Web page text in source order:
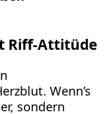
Riff-Attitüde
Wenn’s
sondern